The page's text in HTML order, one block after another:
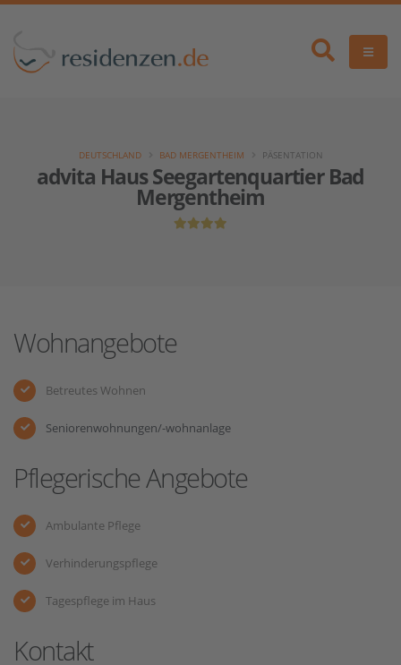
advita Haus Seegartenquartier Bad
Mergentheim
DEUTSCHLAND BAD MERGENTHEIM PÄSENTATION
Wohnangebote
Betreutes Wohnen
Seniorenwohnungen/-wohnanlage
Pflegerische Angebote
Ambulante Pflege
Verhinderungspflege
Tagespflege im Haus
Kontakt